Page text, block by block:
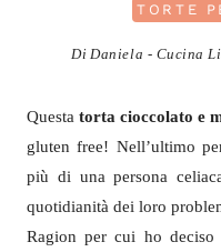
TORTE
Di Daniela - Cucina
Questa torta cioccolato e
gluten free! Nell’ultimo
più di una persona
quotidianità dei loro
Ragion per cui ho deciso